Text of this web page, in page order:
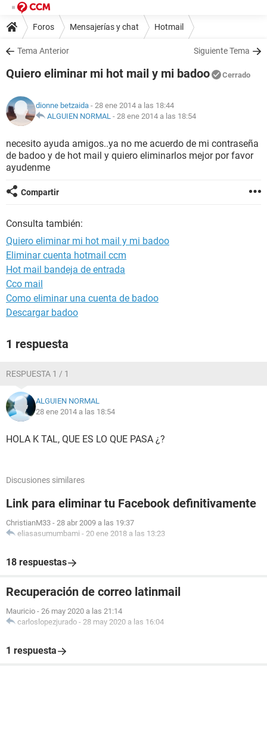
Foros Mensajerías y chat Hotmail
Tema Anterior Siguiente Tema
Quiero eliminar mi hot mail y mi badoo Cerrado
dionne betzaida - 28 ene 2014 a las 18:44
ALGUIEN NORMAL - 28 ene 2014 a las 18:54
necesito ayuda amigos..ya no me acuerdo de mi contraseña
de badoo y de hot mail y quiero eliminarlos mejor por favor
ayudenme
Compartir
Consulta también:
Quiero eliminar mi hot mail y mi badoo
Eliminar cuenta hotmail ccm
Hot mail bandeja de entrada
Cco mail
Como eliminar una cuenta de badoo
Descargar badoo
1 respuesta
RESPUESTA 1 / 1
ALGUIEN NORMAL
28 ene 2014 a las 18:54
HOLA K TAL, QUE ES LO QUE PASA ¿?
Discusiones similares
Link para eliminar tu Facebook definitivamente
ChristianM33 - 28 abr 2009 a las 19:37
eliasasumumbami - 20 ene 2018 a las 13:23
18 respuestas
Recuperación de correo latinmail
Mauricio - 26 may 2020 a las 21:14
carloslopezjurado - 28 may 2020 a las 16:04
1 respuesta